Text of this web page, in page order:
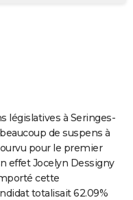
législatives à Seringes-
de suspens à
pour le premier
effet Jocelyn Dessigny
cette
totalisait 62.09%